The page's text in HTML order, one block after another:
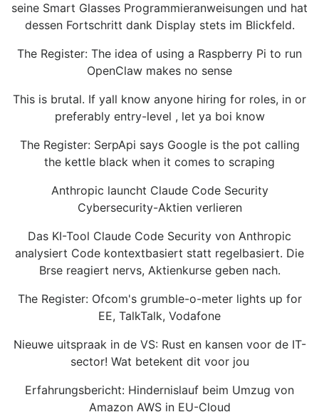
seine Smart Glasses Programmieranweisungen und hat
dessen Fortschritt dank Display stets im Blickfeld.
The Register: The idea of using a Raspberry Pi to run
OpenClaw makes no sense
This is brutal. If yall know anyone hiring for roles, in or
preferably entry-level , let ya boi know
The Register: SerpApi says Google is the pot calling
the kettle black when it comes to scraping
Anthropic launcht Claude Code Security
Cybersecurity-Aktien verlieren
Das KI-Tool Claude Code Security von Anthropic
analysiert Code kontextbasiert statt regelbasiert. Die
Brse reagiert nervs, Aktienkurse geben nach.
The Register: Ofcom's grumble-o-meter lights up for
EE, TalkTalk, Vodafone
Nieuwe uitspraak in de VS: Rust en kansen voor de IT-
sector! Wat betekent dit voor jou
Erfahrungsbericht: Hindernislauf beim Umzug von
Amazon AWS in EU-Cloud